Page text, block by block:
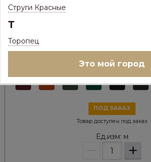
Цвет металла:
ПОД ЗАКАЗ
Товар доступен под заказ
Ед.изм: м
+
Струги Красные
Т
Торопец
Это мой город